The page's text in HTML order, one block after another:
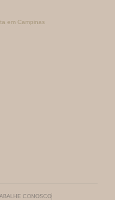
em Campinas
CONOSCO